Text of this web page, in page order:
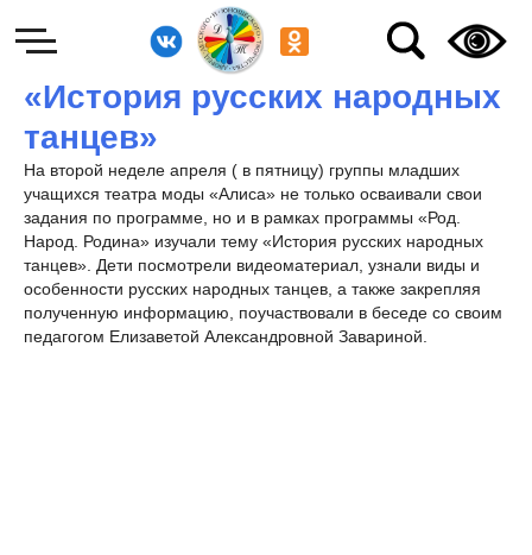
«История русских народных
танцев»
На второй неделе апреля ( в пятницу) группы младших
учащихся театра моды «Алиса» не только осваивали свои
задания по программе, но и в рамках программы «Род.
Народ. Родина» изучали тему «История русских народных
танцев». Дети посмотрели видеоматериал, узнали виды и
особенности русских народных танцев, а также закрепляя
полученную информацию, поучаствовали в беседе со своим
педагогом Елизаветой Александровной Завариной.